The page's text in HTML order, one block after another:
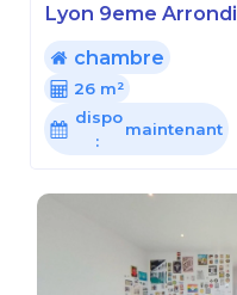
Lyon 9eme
chambre
26 m²
dispo
:
maintenant